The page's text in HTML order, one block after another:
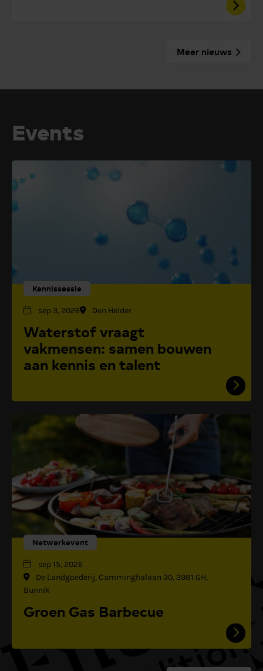
Meer nieuws
Events
Kennissessie
sep 3, 2026 Den Helder
Waterstof vraagt
vakmensen: samen bouwen
aan kennis en talent
Netwerkevent
sep 15, 2026
De Landgoederij, Camminghalaan 30, 3981 GH,
Bunnik
Groen Gas Barbecue